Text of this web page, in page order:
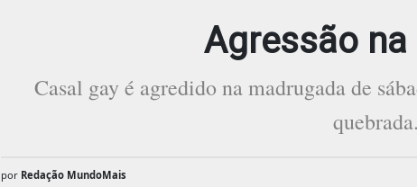
Agressão
Casal gay é agredido na madrugada de
quebrada.
por Redação MundoMais